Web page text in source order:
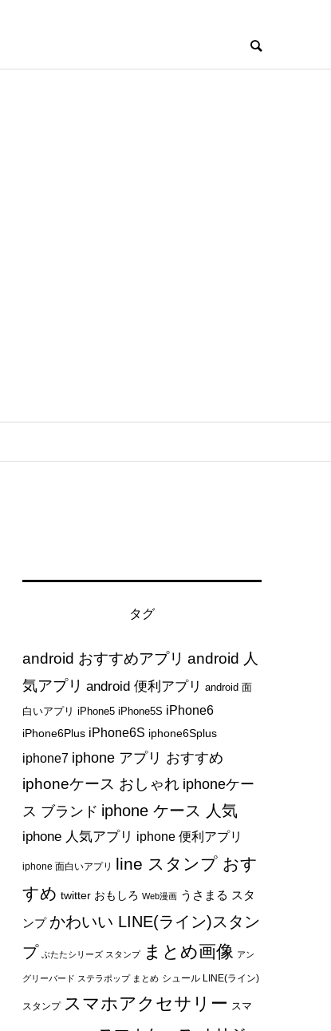
タグ
android おすすめアプリ android 人
気アプリ android 便利アプリ android 面
白いアプリ iPhone5 iPhone5S iPhone6
iPhone6Plus iPhone6S iphone6Splus
iphone7 iphone アプリ おすすめ
iphoneケース おしゃれ iphoneケー
ス ブランド iphone ケース 人気
iphone 人気アプリ iphone 便利アプリ
iphone 面白いアプリ line スタンプ おす
すめ twitter おもしろ Web漫画 うさまる スタ
ンプ かわいい LINE(ライン)スタン
プ ぶたたシリーズ スタンプ まとめ画像 アン
グリーバード ステラポップ まとめ シュール LINE(ライン)
スタンプ スマホアクセサリー スマ